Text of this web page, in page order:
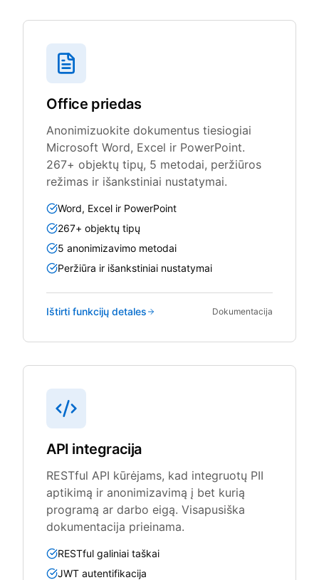
Office priedas
Anonimizuokite dokumentus tiesiogiai
Microsoft Word, Excel ir PowerPoint.
267+ objektų tipų, 5 metodai, peržiūros
režimas ir išankstiniai nustatymai.
Word, Excel ir PowerPoint
267+ objektų tipų
5 anonimizavimo metodai
Peržiūra ir išankstiniai nustatymai
Ištirti funkcijų detales Dokumentacija
API integracija
RESTful API kūrėjams, kad integruotų PII
aptikimą ir anonimizavimą į bet kurią
programą ar darbo eigą. Visapusiška
dokumentacija prieinama.
RESTful galiniai taškai
JWT autentifikacija